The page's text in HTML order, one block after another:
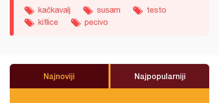
kačkavalj susam
testo
kiflice
pecivo
Najnoviji Najpopularniji